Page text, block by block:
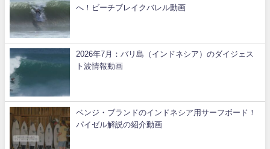
へ！ビーチブレイクバレル動画
2026年7月：バリ島（インドネシア）のダイジェス
ト波情報動画
ベンジ・ブランドのインドネシア用サーフボード！
パイゼル解説の紹介動画